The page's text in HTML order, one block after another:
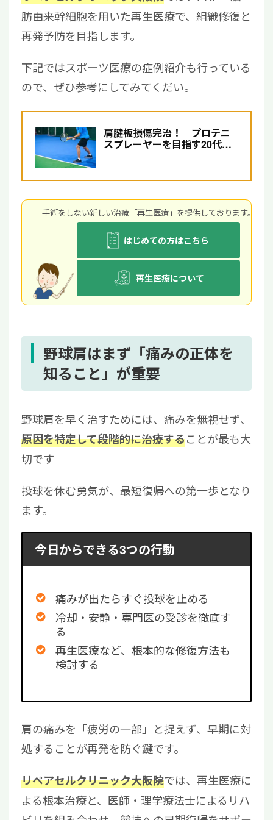
肪由来幹細胞を用いた再生医療で、組織修復と
再発予防を目指します。
下記ではスポーツ医療の症例紹介も行っている
ので、ぜひ参考にしてみてくだい。
肩腱板損傷完治！ プロテニ
スプレーヤーを目指す20代男
手術をしない新しい治療「再生医療」を提供しております。
はじめての方はこちら
再生医療について
野球肩はまず「痛みの正体を
知ること」が重要
野球肩を早く治すためには、痛みを無視せず、
原因を特定して段階的に治療することが最も大
切です
投球を休む勇気が、最短復帰への第一歩となり
ます。
今日からできる3つの行動
痛みが出たらすぐ投球を止める
冷却・安静・専門医の受診を徹底す
る
再生医療など、根本的な修復方法も
検討する
肩の痛みを「疲労の一部」と捉えず、早期に対
処することが再発を防ぐ鍵です。
リペアセルクリニック大阪院では、再生医療に
よる根本治療と、医師・理学療法士によるリハ